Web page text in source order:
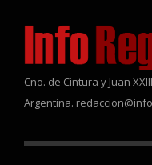
Cno. de Cintura y Juan
Argentina.